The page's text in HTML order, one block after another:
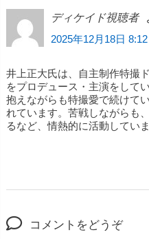
ディケイド視聴者
2025年12月18日
井上正大氏は、自主制作特撮
をプロデュース・主演をして
抱えながらも特撮愛で続けて
れています。苦戦しながらも
るなど、情熱的に活動していま
コメントをどうぞ